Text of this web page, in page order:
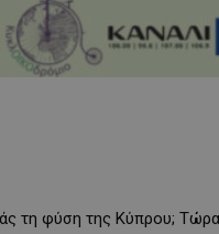
τη φύση της Κύπρου;